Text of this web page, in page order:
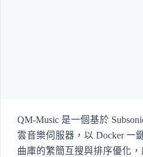
QM-Music 是一個基於
雲音樂伺服器，以 Docker 一
曲庫的繁簡互搜與排序優化，